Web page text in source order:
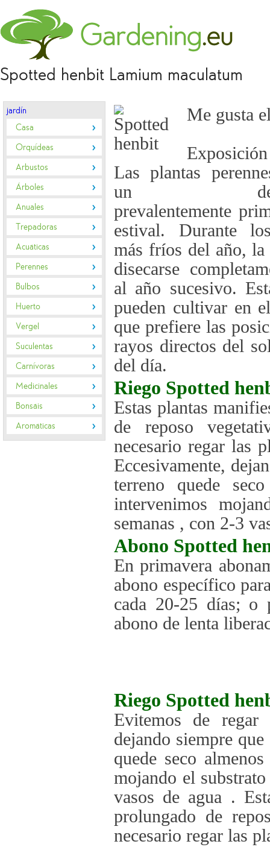
Spotted henbit Lamium maculatum
jardín
Casa
Orquídeas
Arbustos
Árboles
Anuales
Trepadoras
Acuáticas
Perennes
Bulbos
Huerto
Vergel
Suculentas
Carnívoras
Medicinales
Bonsáis
Aromáticas
Me gusta
Las plantas
un
prevalentemente
estival. Durante
más fríos del año, la
disecarse
al año sucesivo.
pueden cultivar en
que prefiere las
rayos directos del
del día.
Riego Spotted
Estas plantas
de reposo
necesario regar las
Eccesivamente,
terreno quede
intervenimos
semanas , con 2-3
Abono Spotted
En primavera
abono específico
cada 20-25 días; o
abono de lenta
Riego Spotted
Evitemos de regar
dejando siempre
quede seco
mojando el
vasos de agua .
prolungado de
necesario regar las